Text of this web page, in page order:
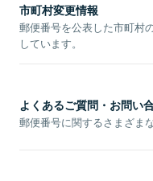
市町村変更情報
郵便番号を公表した市町村
しています。
よくあるご質問・お問い
郵便番号に関するさまざま